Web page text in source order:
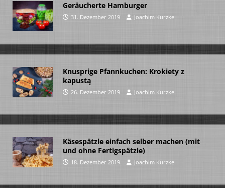
Geräucherte Hamburger
31. Dezember 2019 Joachim Kurzke
Knusprige Pfannkuchen: Krokiety z
kapustą
26. Dezember 2019 Joachim Kurzke
Käsespätzle einfach selber machen (mit
und ohne Fertigspätzle)
18. Dezember 2019 Joachim Kurzke